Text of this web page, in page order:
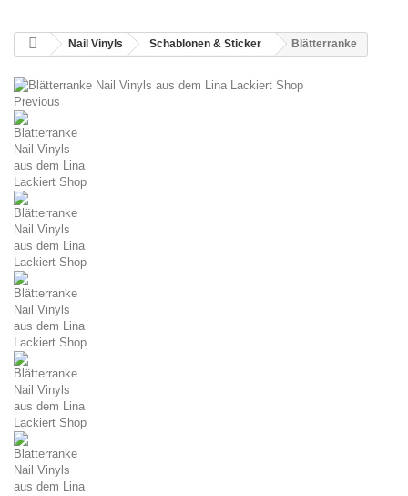
Nail Vinyls Schablonen & Sticker Blätterranke
Previous